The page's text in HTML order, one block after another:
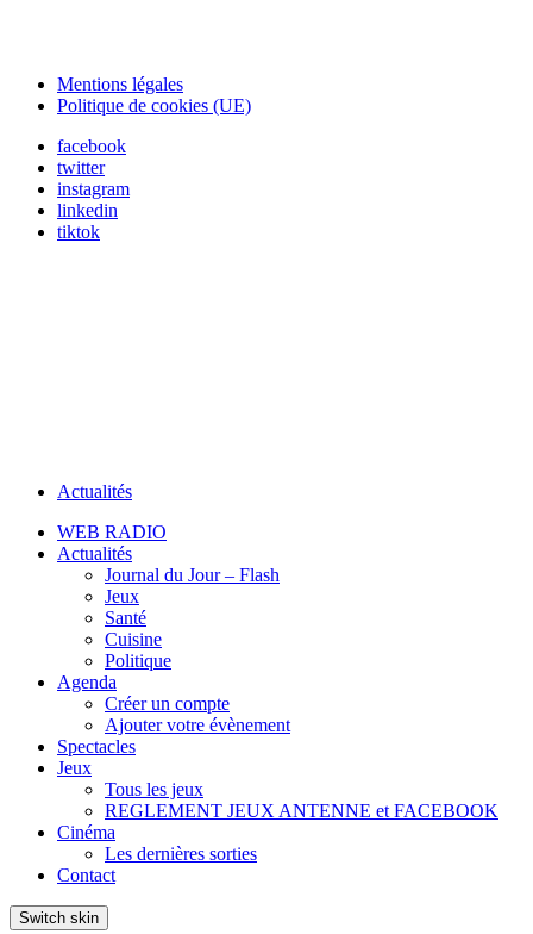
Mentions légales
Politique de cookies (UE)
facebook
twitter
instagram
linkedin
tiktok
Actualités
WEB RADIO
Actualités
Journal du Jour – Flash
Jeux
Santé
Cuisine
Politique
Agenda
Créer un compte
Ajouter votre évènement
Spectacles
Jeux
Tous les jeux
REGLEMENT JEUX ANTENNE et FACEBOOK
Cinéma
Les dernières sorties
Contact
Switch skin